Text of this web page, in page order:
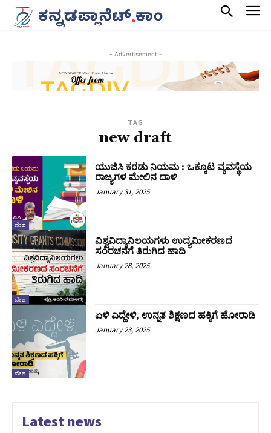
- Advertisement -
TAG
new draft
ದೇಶ
ಯುಜಿಸಿ ಕರಡು ನಿಯಮ : ಒಕ್ಕೂಟ ವ್ಯವಸ್ಥೆಯ
ರಾಜ್ಯಗಳ ಮೇಲಿನ ದಾಳಿ
January 31, 2025
ದೇಶ
ವಿಶ್ವವಿದ್ಯಾನಿಲಯಗಳು ಉದ್ಯಮೀಕರಣದ
ಸಂರಚನೆಗೆ ತಿರುಗಿದ ಹಾದಿ
January 28, 2025
ದೇಶ
ಏಳಿ ಎದ್ದೇಳಿ, ಉನ್ನತ ಶಿಕ್ಷಣದ ಹಕ್ಕಿಗೆ ಹೋರಾಡಿ‌
January 23, 2025
Latest news